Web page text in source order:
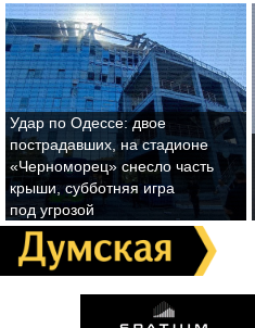
Удар по Одессе: двое
пострадавших, на стадионе
«Черноморец» снесло часть
крыши, субботняя игра
под угрозой